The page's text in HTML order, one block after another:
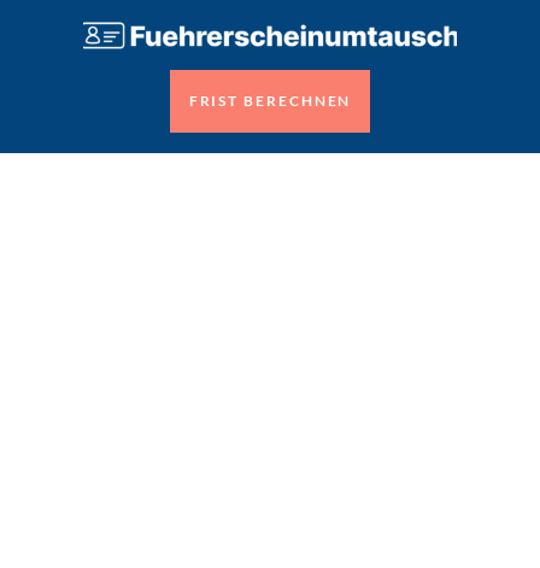
FRIST BERECHNEN